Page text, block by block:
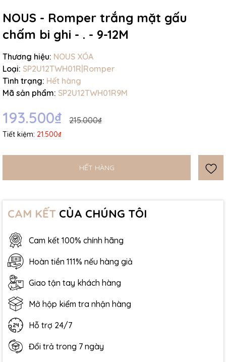
NOUS - Romper trắng mặt gấu
chấm bi ghi - . - 9-12M
Thương hiệu: NOUS XÓA
Loại: SP2U12TWH01R|Romper
Tình trạng: Hết hàng
Mã sản phẩm: SP2U12TWH01R9M
193.500₫ 215.000₫
Tiết kiệm: 21.500₫
HẾT HÀNG
CAM KẾT CỦA CHÚNG TÔI
Cam kết 100% chính hãng
Hoàn tiền 111% nếu hàng giả
Giao tận tay khách hàng
Mở hộp kiểm tra nhận hàng
Hỗ trợ 24/7
Đổi trả trong 7 ngày
Mã giảm giá:
Ngày hết hạn:
Điều kiện: